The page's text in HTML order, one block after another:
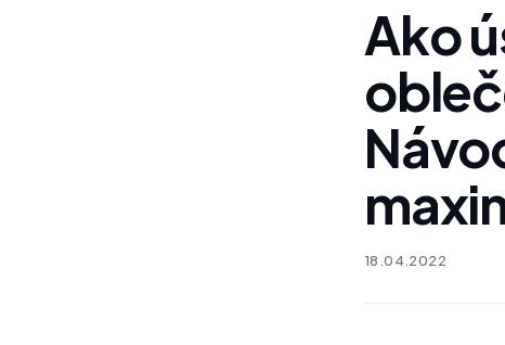
Ako
18.04.2022